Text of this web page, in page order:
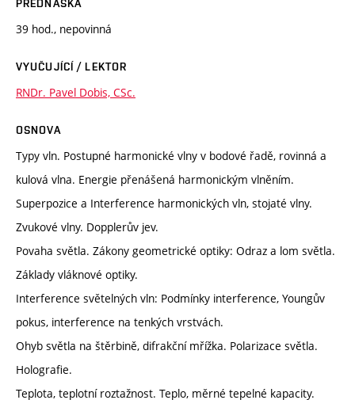
PŘEDNÁŠKA
39 hod., nepovinná
VYUČUJÍCÍ / LEKTOR
RNDr. Pavel Dobis, CSc.
OSNOVA
Typy vln. Postupné harmonické vlny v bodové řadě, rovinná a
kulová vlna. Energie přenášená harmonickým vlněním.
Superpozice a Interference harmonických vln, stojaté vlny.
Zvukové vlny. Dopplerův jev.
Povaha světla. Zákony geometrické optiky: Odraz a lom světla.
Základy vláknové optiky.
Interference světelných vln: Podmínky interference, Youngův
pokus, interference na tenkých vrstvách.
Ohyb světla na štěrbině, difrakční mřížka. Polarizace světla.
Holografie.
Teplota, teplotní roztažnost. Teplo, měrné tepelné kapacity.